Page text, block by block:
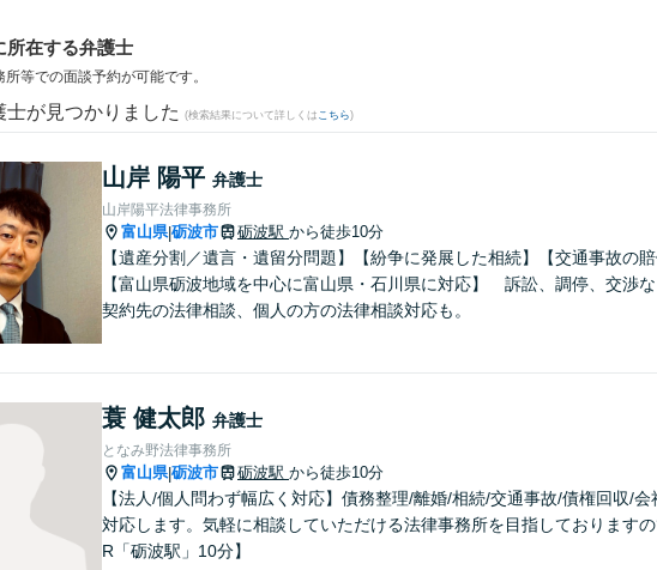
所在する弁護士
等での面談予約が可能です。
士が見つかりました (検索結果について詳しくは こちら)
山岸 陽平 弁護士
山岸陽平法律事務所
富山県|砺波市 砺波駅 から徒歩10分
【遺産分割／遺言・遺留分問題】【紛争に発展した相続】【交通事故の
【富山県砺波地域を中心に富山県・石川県に対応】 訴訟、調停、交渉
契約先の法律相談、個人の方の法律相談対応も。
蓑 健太郎 弁護士
となみ野法律事務所
富山県|砺波市 砺波駅 から徒歩10分
【法人/個人問わず幅広く対応】債務整理/離婚/相続/交通事故/債権回収/
対応します。気軽に相談していただける法律事務所を目指しております
R「砺波駅」10分】